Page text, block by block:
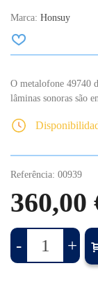
Marca: Honsuy
O metalofone 49740
lâminas sonoras são
Referência: 00939
360,00
- +